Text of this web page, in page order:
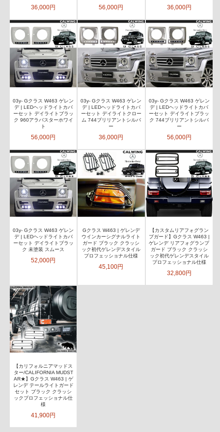
36,000円 56,000円 36,000円
03y- Gクラス W463 ゲレン
デ | LEDヘッドライトカバ
ーセット デイライトブラッ
ク 960アラバスターホワイ
ト
56,000円
03y- Gクラス W463 ゲレン
デ | LEDヘッドライトカバ
ーセット デイライトクロー
ム 744ブリリアントシルバ
ー
36,000円
03y- Gクラス W463 ゲレン
デ | LEDヘッドライトカバ
ーセット デイライトブラッ
ク 744ブリリアントシルバ
ー
56,000円
03y- Gクラス W463 ゲレン
デ | LEDヘッドライトカバ
ーセット デイライトブラッ
ク 未塗装 スムース
52,000円
Gクラス W463 | ゲレンデ
ウインカーシグナルライト
ガード ブラック クラッシ
ック初代ゲレンデスタイル
プロフェッショナル仕様
45,100円
【カスタムリアフォグラン
プガード】Gクラス W463 |
ゲレンデ リアフォグランプ
ガード ブラック クラッシ
ック初代ゲレンデスタイル
プロフェッショナル仕様
32,800円
【カリフォルニアマッドス
ター/CALIFORNIA MUDST
AR★】Gクラス W463 | ゲ
レンデ テールライトガード
セット ブラック クラッシ
ックプロフェッショナル仕
様
41,900円